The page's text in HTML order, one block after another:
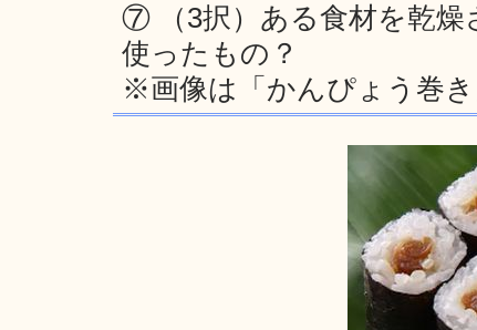
⑦ （3択）ある食材を乾燥
使ったもの？
※画像は「かんぴょう巻